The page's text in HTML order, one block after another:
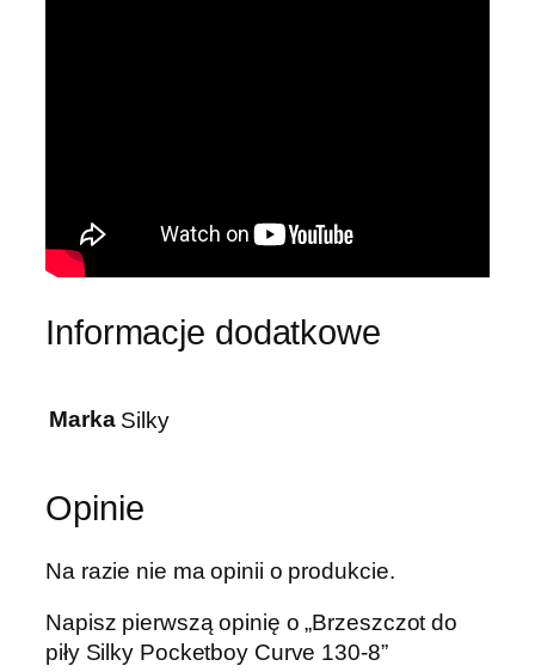
Informacje dodatkowe
Marka Silky
Opinie
Na razie nie ma opinii o produkcie.
Napisz pierwszą opinię o „Brzeszczot do
piły Silky Pocketboy Curve 130-8”